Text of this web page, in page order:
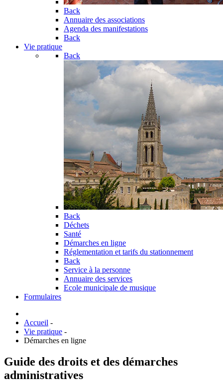
Back
Annuaire des associations
Agenda des manifestations
Back
Vie pratique
Back
Back
Déchets
Santé
Démarches en ligne
Réglementation et tarifs du stationnement
Back
Service à la personne
Annuaire des services
Ecole municipale de musique
Formulaires
Accueil -
Vie pratique -
Démarches en ligne
Guide des droits et des démarches
administratives